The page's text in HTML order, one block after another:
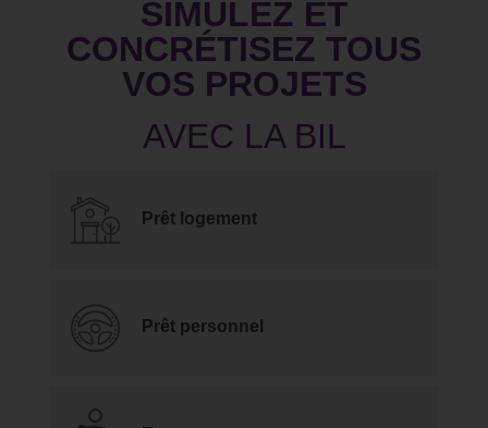
SIMULEZ ET
CONCRÉTISEZ TOUS
VOS PROJETS
Prêt logement
Prêt personnel